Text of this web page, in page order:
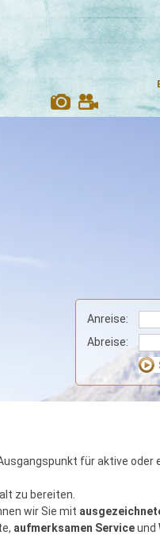
Anreise:
Abreise:
für aktive oder
zu bereiten.
wir Sie mit
aufmerksamen Serviceund